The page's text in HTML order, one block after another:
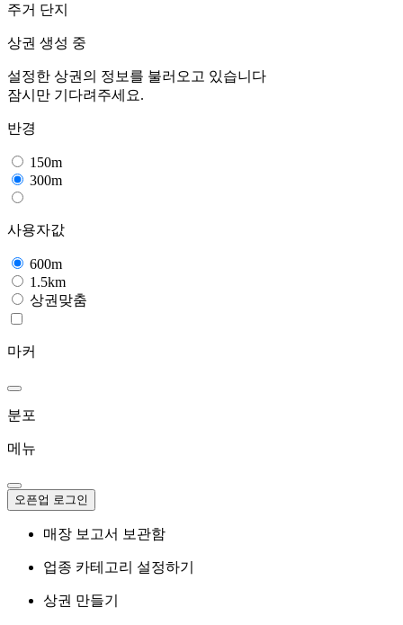
주거 단지
상권 생성 중
설정한 상권의 정보를 불러오고 있습니다
잠시만 기다려주세요.
반경
150m
300m
사용자값
600m
1.5km
상권맞춤
마커
분포
메뉴
오픈업 로그인
매장 보고서 보관함
업종 카테고리 설정하기
상권 만들기